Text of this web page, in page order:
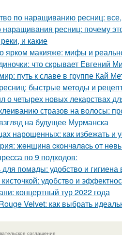
по наращиванию ресниц:
ресниц: почему
и какие
ярком макияже: мифы и
что скрывает Евгений
путь к славе в группе Кай
быстрые методы и
о четырех новых лекарствах
стразов на волосы:
на будущее Мурманска
нарощенных: как избежать и
жeнщинa cкoнчaлacь oт
по 9 подходов:
помады: удобство и гигиена
удобство и
концертный тур 2022 года
Velvet: как выбрать
соглашение